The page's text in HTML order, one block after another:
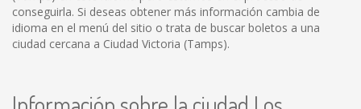
conseguirla. Si deseas obtener más información cambia de
idioma en el menú del sitio o trata de buscar boletos a una
ciudad cercana a Ciudad Victoria (Tamps).